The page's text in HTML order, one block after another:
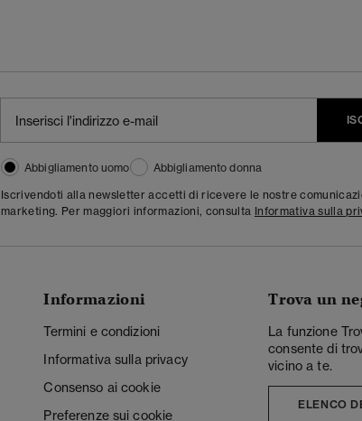
Abbigliamento uomo
Abbigliamento donna
Iscrivendoti alla newsletter accetti di ricevere le nostre
marketing. Per maggiori informazioni, consulta Informativa sulla
Informazioni
Termini e condizioni
Informativa sulla privacy
Consenso ai cookie
Preferenze sui cookie
Trova un
La funzione
consente di
vicino a te.
ELENCO